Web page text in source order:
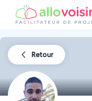
Retour